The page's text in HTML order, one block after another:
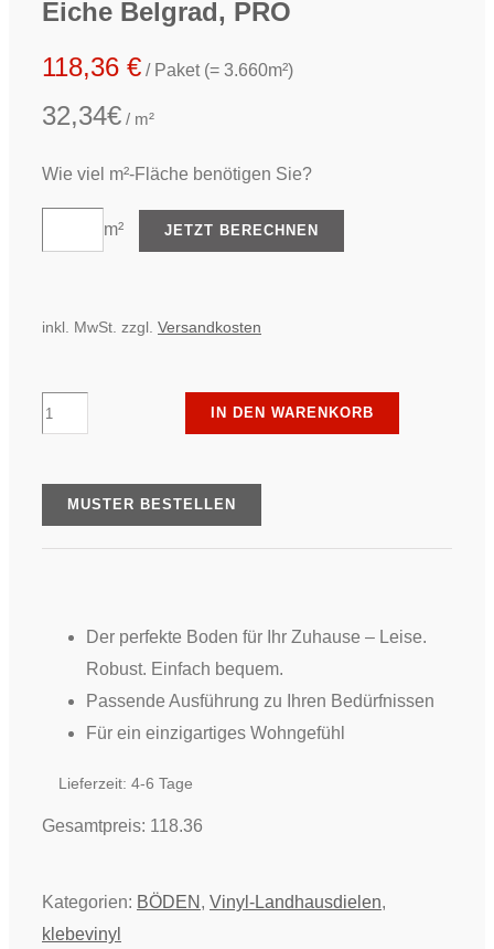
Eiche Belgrad, PRO
118,36 € / Paket (= 3.660m²)
32,34€ / m²
Wie viel m²-Fläche benötigen Sie?
m² JETZT BERECHNEN
inkl. MwSt. zzgl. Versandkosten
ter
Hürne
Grand
Belgrad,
Menge
IN DEN WARENKORB
MUSTER BESTELLEN
Der perfekte Boden für Ihr Zuhause – Leise.
Robust. Einfach bequem.
Passende Ausführung zu Ihren Bedürfnissen
Für ein einzigartiges Wohngefühl
Lieferzeit: 4-6 Tage
Gesamtpreis: 118.36
Kategorien: BÖDEN , Vinyl-Landhausdielen,
klebevinyl